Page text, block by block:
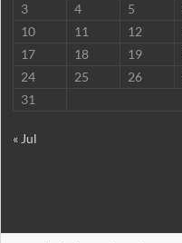
3
4 5
10
11 12
17
18 19
24
25 26
31
« Jul